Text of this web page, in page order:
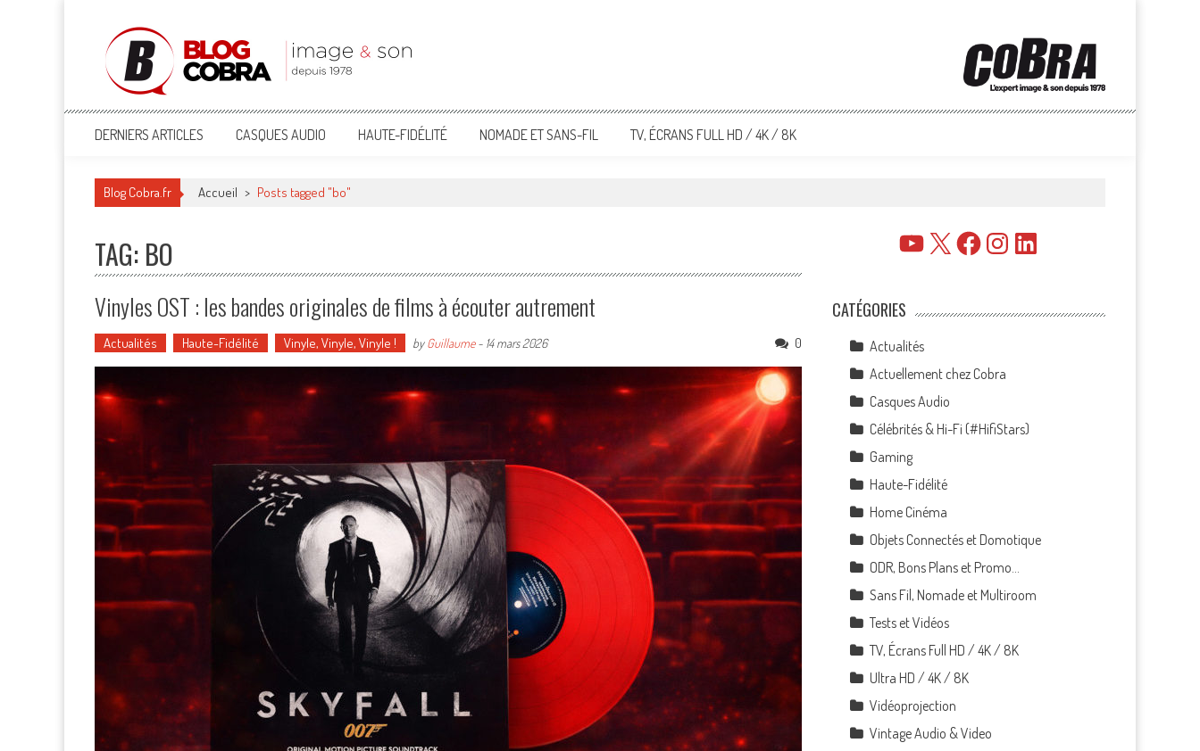
Blog Cobra
Toute l'actu Image & Son !
DERNIERS ARTICLES CASQUES AUDIO HAUTE-FIDÉLITÉ NOMADE ET SANS-FIL TV, ÉCRANS FULL HD / 4K / 8K
Blog Cobra.fr Accueil > Posts tagged "bo"
TAG: BO
Vinyles OST : les bandes originales de films à écouter autrement
Actualités Haute-Fidélité Vinyle, Vinyle, Vinyle ! byGuillaume- 14 mars 2026 0
YouTube
X FacebookInstagramLinkedIn
CATÉGORIES
Actualités
Actuellement chez Cobra
Casques Audio
Célébrités & Hi-Fi (#HifiStars)
Gaming
Haute-Fidélité
Home Cinéma
Objets Connectés et Domotique
ODR, Bons Plans et Promo…
Sans Fil, Nomade et Multiroom
Tests et Vidéos
TV, Écrans Full HD / 4K / 8K
Ultra HD / 4K / 8K
Vidéoprojection
Vintage Audio & Video